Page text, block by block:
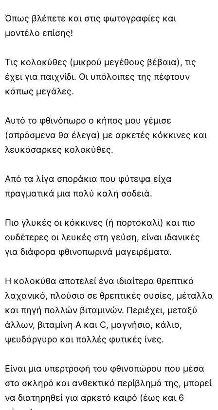
Όπως βλέπετε και στις φωτογραφίες και
μοντέλο επίσης!
Τις κολοκύθες (μικρού μεγέθους βέβαια), τις
έχει για παιχνίδι. Οι υπόλοιπες της πέφτουν
κάπως μεγάλες.
Αυτό το φθινόπωρο ο κήπος μου γέμισε
(απρόσμενα θα έλεγα) με αρκετές κόκκινες και
λευκόσαρκες κολοκύθες.
Από τα λίγα σποράκια που φύτεψα είχα
πραγματικά μια πολύ καλή σοδειά.
Πιο γλυκές οι κόκκινες (ή πορτοκαλί) και πιο
ουδέτερες οι λευκές στη γεύση, είναι ιδανικές
για διάφορα φθινοπωρινά μαγειρέματα.
Η κολοκύθα αποτελεί ένα ιδιαίτερα θρεπτικό
λαχανικό, πλούσιο σε θρεπτικές ουσίες, μέταλλα
και πηγή πολλών βιταμινών. Περιέχει, μεταξύ
άλλων, βιταμίνη Α και C, μαγνήσιο, κάλιο,
ψευδάργυρο και πολλές φυτικές ίνες.
Είναι μια υπερτροφή του φθινοπώρου που μέσα
στο σκληρό και ανθεκτικό περίβλημά της, μπορεί
να διατηρηθεί για αρκετό καιρό (έως και 6